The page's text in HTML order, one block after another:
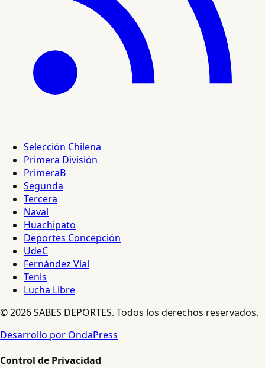
Selección Chilena
Primera División
PrimeraB
Segunda
Tercera
Naval
Huachipato
Deportes Concepción
UdeC
Fernández Vial
Tenis
Lucha Libre
© 2026 SABES DEPORTES. Todos los derechos reservados.
Desarrollo por OndaPress
Control de Privacidad